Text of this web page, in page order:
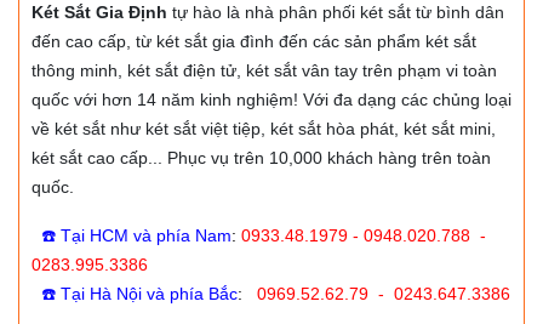
Két Sắt Gia Định tự hào là nhà phân phối két sắt từ bình dân
đến cao cấp, từ két sắt gia đình đến các sản phẩm két sắt
thông minh, két sắt điện tử, két sắt vân tay trên phạm vi toàn
quốc với hơn 14 năm kinh nghiệm! Với đa dạng các chủng loại
về két sắt như két sắt việt tiệp, két sắt hòa phát, két sắt mini,
két sắt cao cấp... Phục vụ trên 10,000 khách hàng trên toàn
quốc.
☎️ Tại HCM và phía Nam: 0933.48.1979 - 0948.020.788 -
0283.995.3386
☎️ Tại Hà Nội và phía Bắc: 0969.52.62.79 - 0243.647.3386